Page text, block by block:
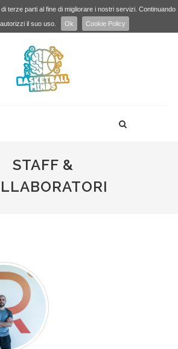
terze parti al fine di migliorare i nostri servizi. Continuando
il suo uso.
Ok Cookie Policy
STAFF &